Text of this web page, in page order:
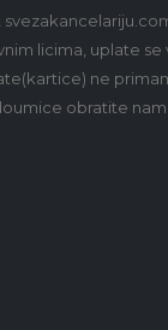
licima, uplate
ne
obratite nam